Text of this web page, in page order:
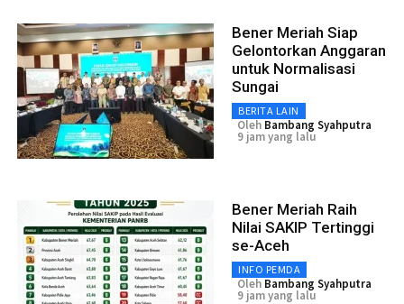
Bener Meriah Siap
Gelontorkan Anggaran
untuk Normalisasi
Sungai
BERITA LAIN
Oleh Bambang Syahputra
9 jam yang lalu
Bener Meriah Raih
Nilai SAKIP Tertinggi
se-Aceh
INFO PEMDA
Oleh Bambang Syahputra
9 jam yang lalu